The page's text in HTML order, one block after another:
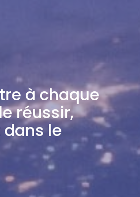
à chaque
réussir,
le